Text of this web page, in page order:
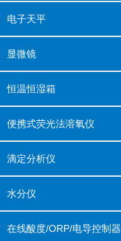
电子天平
显微镜
恒温恒湿箱
便携式荧光法溶氧仪
滴定分析仪
水分仪
在线酸度/ORP/电导控制器